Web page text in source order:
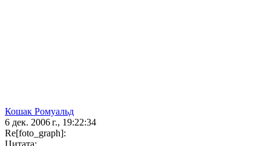
Кошак Ромуальд
6 дек. 2006 г., 19:22:34
Re[foto_graph]: